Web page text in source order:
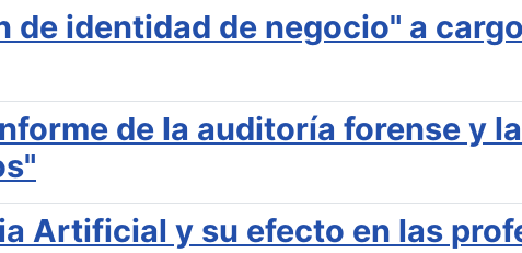
identidad de negocio" a
de la auditoría forense y
Artificial y su efecto en las